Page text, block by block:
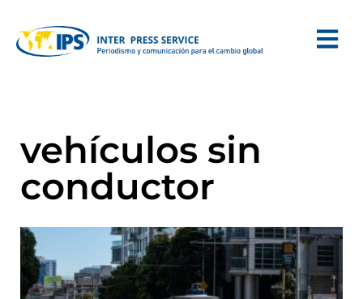
vehículos sin
conductor